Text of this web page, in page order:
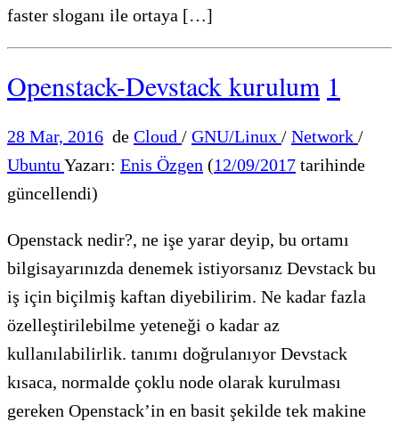
faster sloganı ile ortaya […]
Openstack-Devstack kurulum 1
28 Mar, 2016 de Cloud / GNU/Linux / Network /
Ubuntu Yazarı: Enis Özgen (12/09/2017 tarihinde
güncellendi)
Openstack nedir?, ne işe yarar deyip, bu ortamı
bilgisayarınızda denemek istiyorsanız Devstack bu
iş için biçilmiş kaftan diyebilirim. Ne kadar fazla
özelleştirilebilme yeteneği o kadar az
kullanılabilirlik. tanımı doğrulanıyor Devstack
kısaca, normalde çoklu node olarak kurulması
gereken Openstack’in en basit şekilde tek makine